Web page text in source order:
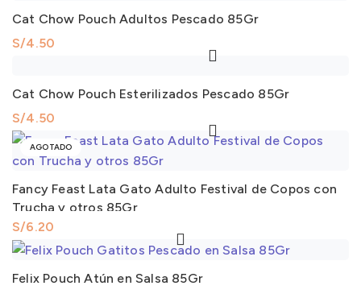
Cat Chow Pouch Adultos Pescado 85Gr
S/
Cat Chow Pouch Esterilizados Pescado 85Gr
S/
AGOTADO
Fancy Feast Lata Gato Adulto Festival de Copos con
Trucha y otros 85Gr
S/
Felix Pouch Atún en Salsa 85Gr